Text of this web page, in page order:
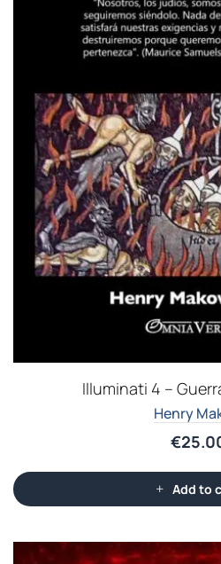
Illuminati 4 –
Henry
€
Add to